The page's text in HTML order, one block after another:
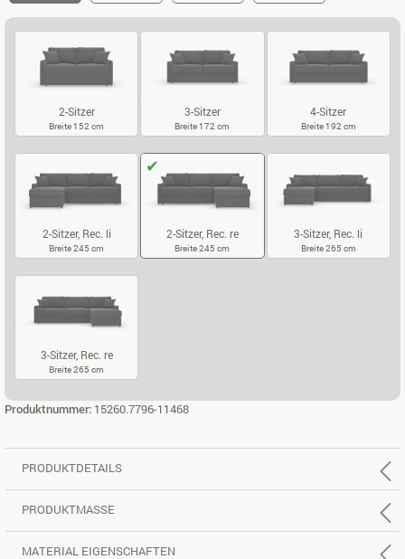
2-Sitzer
Breite 152 cm
3-Sitzer
Breite 172 cm
4-Sitzer
Breite 192 cm
2-Sitzer, Rec. li
Breite 245 cm
2-Sitzer, Rec. re
Breite 245 cm
3-Sitzer, Rec. li
Breite 265 cm
3-Sitzer, Rec. re
Breite 265 cm
Produktnummer: 15260.7796-11468
PRODUKTDETAILS
PRODUKTMASSE
MATERIAL EIGENSCHAFTEN